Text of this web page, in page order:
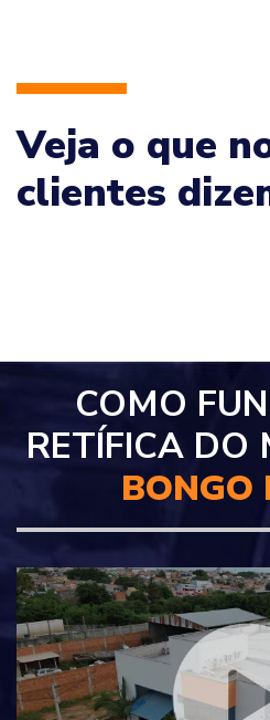
Veja o que
clientes
COMO
RETÍFICA DO
BONGO